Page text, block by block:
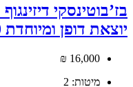
בז’בוטינסקי
יוצאת דופן ומיוחדת 200 מ”ר כולל מרפסות
16,000 ₪
מיטות: 2